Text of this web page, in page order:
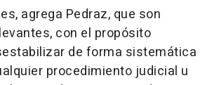
agrega Pedraz, que son
con el propósito
de forma sistemática
procedimiento judicial u